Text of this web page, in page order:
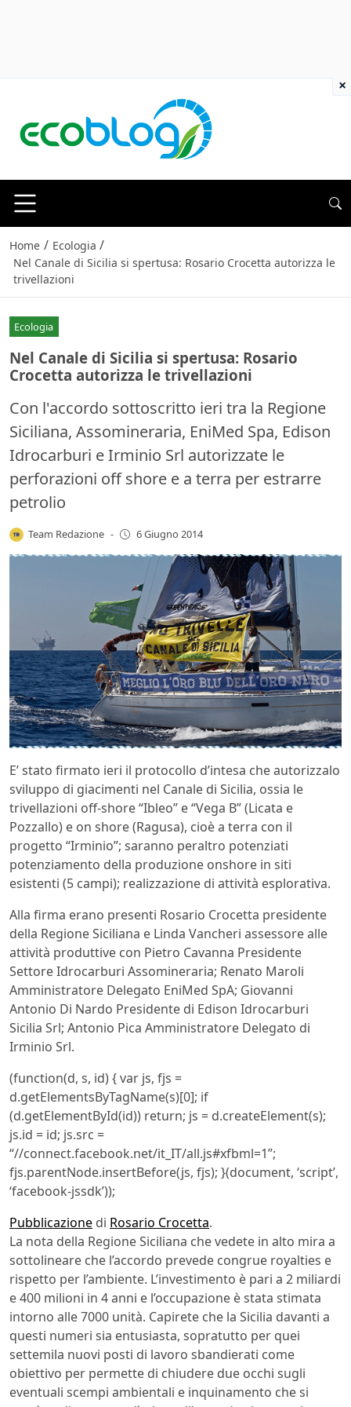
Home / Ecologia /
Nel Canale di Sicilia si spertusa: Rosario Crocetta autorizza le
trivellazioni
Ecologia
Nel Canale di Sicilia si spertusa: Rosario
Crocetta autorizza le trivellazioni
Con l'accordo sottoscritto ieri tra la Regione
Siciliana, Assomineraria, EniMed Spa, Edison
Idrocarburi e Irminio Srl autorizzate le
perforazioni off shore e a terra per estrarre
petrolio
Team Redazione - 6 Giugno 2014
E’ stato firmato ieri il protocollo d’intesa che autorizzalo
sviluppo di giacimenti nel Canale di Sicilia, ossia le
trivellazioni off-shore “Ibleo” e “Vega B” (Licata e
Pozzallo) e on shore (Ragusa), cioè a terra con il
progetto “Irminio”; saranno peraltro potenziati
potenziamento della produzione onshore in siti
esistenti (5 campi); realizzazione di attività esplorativa.
Alla firma erano presenti Rosario Crocetta presidente
della Regione Siciliana e Linda Vancheri assessore alle
attività produttive con Pietro Cavanna Presidente
Settore Idrocarburi Assomineraria; Renato Maroli
Amministratore Delegato EniMed SpA; Giovanni
Antonio Di Nardo Presidente di Edison Idrocarburi
Sicilia Srl; Antonio Pica Amministratore Delegato di
Irminio Srl.
(function(d, s, id) { var js, fjs =
d.getElementsByTagName(s)[0]; if
(d.getElementById(id)) return; js = d.createElement(s);
js.id = id; js.src =
“//connect.facebook.net/it_IT/all.js#xfbml=1”;
fjs.parentNode.insertBefore(js, fjs); }(document, ‘script’,
‘facebook-jssdk’));
Pubblicazione di Rosario Crocetta.
La nota della Regione Siciliana che vedete in alto mira a
sottolineare che l’accordo prevede congrue royalties e
rispetto per l’ambiente. L’investimento è pari a 2 miliardi
e 400 milioni in 4 anni e l’occupazione è stata stimata
intorno alle 7000 unità. Capirete che la Sicilia davanti a
questi numeri sia entusiasta, sopratutto per quei
settemila nuovi posti di lavoro sbandierati come
obiettivo per permette di chiudere due occhi sugli
eventuali scempi ambientali e inquinamento che si
×